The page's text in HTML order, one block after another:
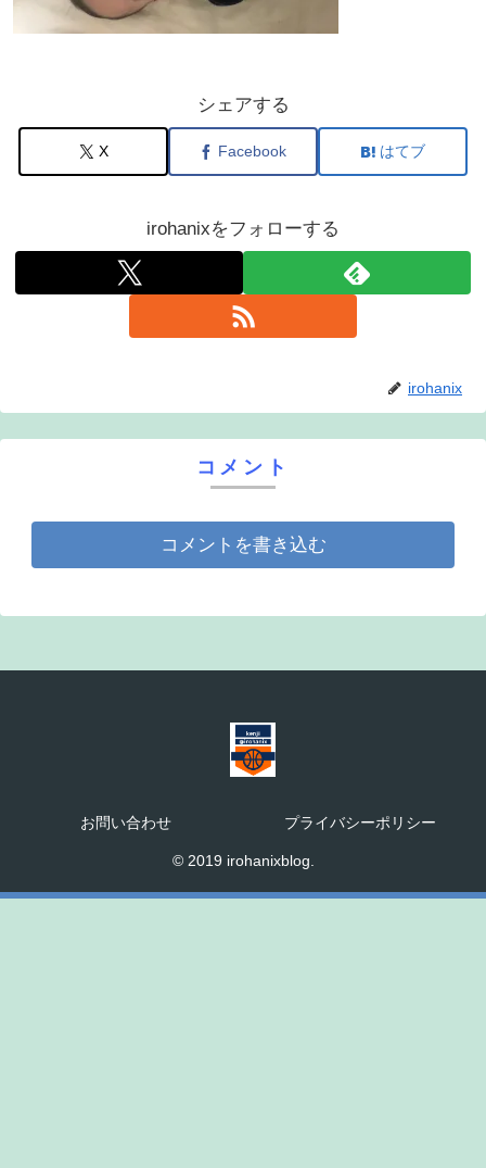
シェアする
X Facebook はてブ
irohanixをフォローする
irohanix
コメント
コメントを書き込む
お問い合わせ プライバシーポリシー
© 2019 irohanixblog.